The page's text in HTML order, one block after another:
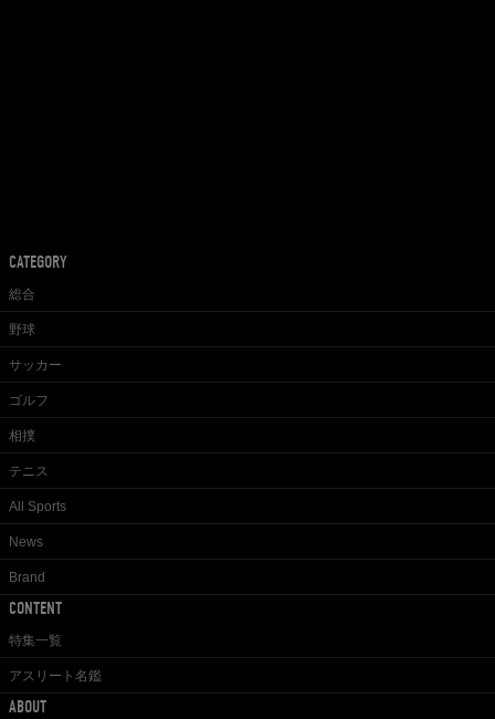
CATEGORY
総合
野球
サッカー
ゴルフ
相撲
テニス
All Sports
News
Brand
CONTENT
特集一覧
アスリート名鑑
ABOUT